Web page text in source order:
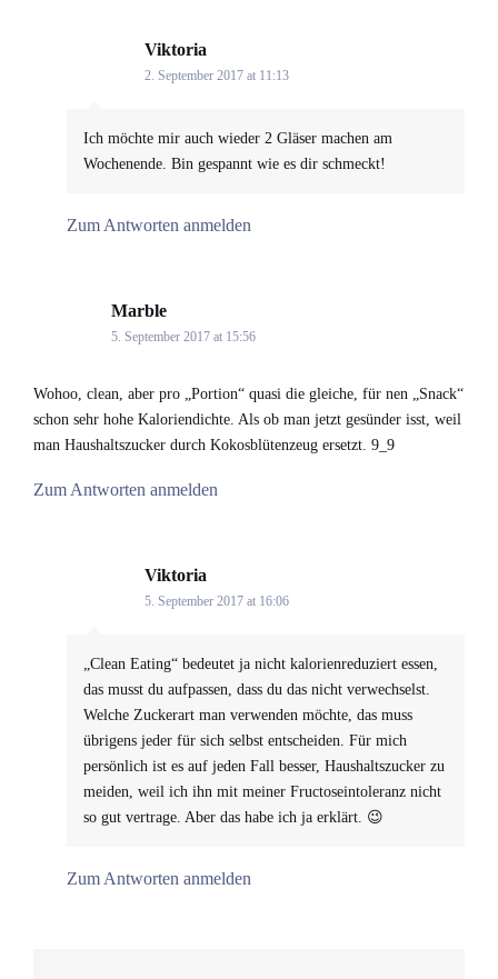
Viktoria
2. September 2017 at 11:13
Ich möchte mir auch wieder 2 Gläser machen am
Wochenende. Bin gespannt wie es dir schmeckt!
Zum Antworten anmelden
Marble
5. September 2017 at 15:56
Wohoo, clean, aber pro „Portion“ quasi die gleiche, für nen „Snack“
schon sehr hohe Kaloriendichte. Als ob man jetzt gesünder isst, weil
man Haushaltszucker durch Kokosblütenzeug ersetzt. 9_9
Zum Antworten anmelden
Viktoria
5. September 2017 at 16:06
„Clean Eating“ bedeutet ja nicht kalorienreduziert essen,
das musst du aufpassen, dass du das nicht verwechselst.
Welche Zuckerart man verwenden möchte, das muss
übrigens jeder für sich selbst entscheiden. Für mich
persönlich ist es auf jeden Fall besser, Haushaltszucker zu
meiden, weil ich ihn mit meiner Fructoseintoleranz nicht
so gut vertrage. Aber das habe ich ja erklärt. 😉
Zum Antworten anmelden